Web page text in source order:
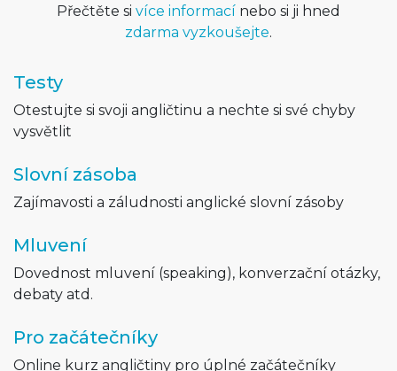
Přečtěte si více informací nebo si ji hned
zdarma vyzkoušejte.
Testy
Otestujte si svoji angličtinu a nechte si své chyby
vysvětlit
Slovní zásoba
Zajímavosti a záludnosti anglické slovní zásoby
Mluvení
Dovednost mluvení (speaking), konverzační otázky,
debaty atd.
Pro začátečníky
Online kurz angličtiny pro úplné začátečníky